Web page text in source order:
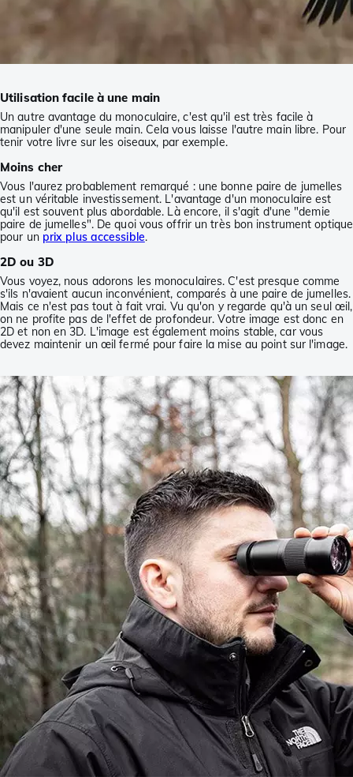
Utilisation facile à une main
Un autre avantage du monoculaire, c'est qu'il est très facile à
manipuler d'une seule main. Cela vous laisse l'autre main libre. Pour
tenir votre livre sur les oiseaux, par exemple.
Moins cher
Vous l'aurez probablement remarqué : une bonne paire de jumelles
est un véritable investissement. L'avantage d'un monoculaire est
qu'il est souvent plus abordable. Là encore, il s'agit d'une "demie
paire de jumelles". De quoi vous offrir un très bon instrument optique
pour un prix plus accessible.
2D ou 3D
Vous voyez, nous adorons les monoculaires. C'est presque comme
s'ils n'avaient aucun inconvénient, comparés à une paire de jumelles.
Mais ce n'est pas tout à fait vrai. Vu qu'on y regarde qu'à un seul œil,
on ne profite pas de l'effet de profondeur. Votre image est donc en
2D et non en 3D. L'image est également moins stable, car vous
devez maintenir un œil fermé pour faire la mise au point sur l'image.